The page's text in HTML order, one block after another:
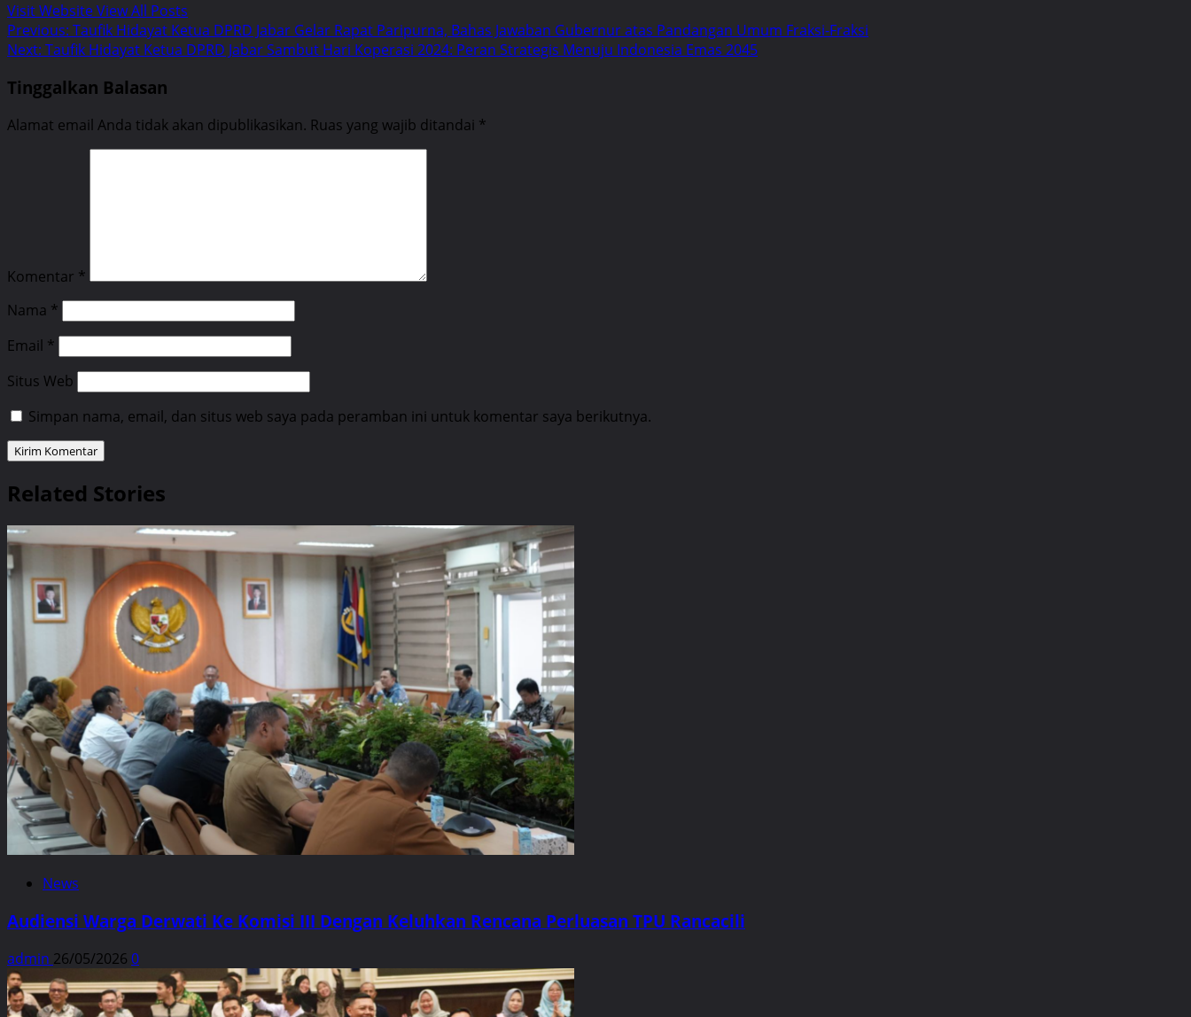
Visit WebsiteView All Posts
Post
navigation
Previous: Taufik Hidayat Ketua DPRD Jabar Gelar Rapat Paripurna, Bahas Jawaban Gubernur atas Pandangan Umum Fraksi-Fraksi
Next: Taufik Hidayat Ketua DPRD Jabar Sambut Hari Koperasi 2024: Peran Strategis Menuju Indonesia Emas 2045
Tinggalkan Balasan
Alamat email Anda tidak akan dipublikasikan. Ruas yang wajib ditandai *
Komentar *
Nama *
Email *
Situs Web
Simpan nama, email, dan situs web saya pada peramban ini untuk komentar saya berikutnya.
Related Stories
News
Audiensi Warga Derwati Ke Komisi III Dengan Keluhkan Rencana Perluasan TPU Rancacili
admin 26/05/2026 0